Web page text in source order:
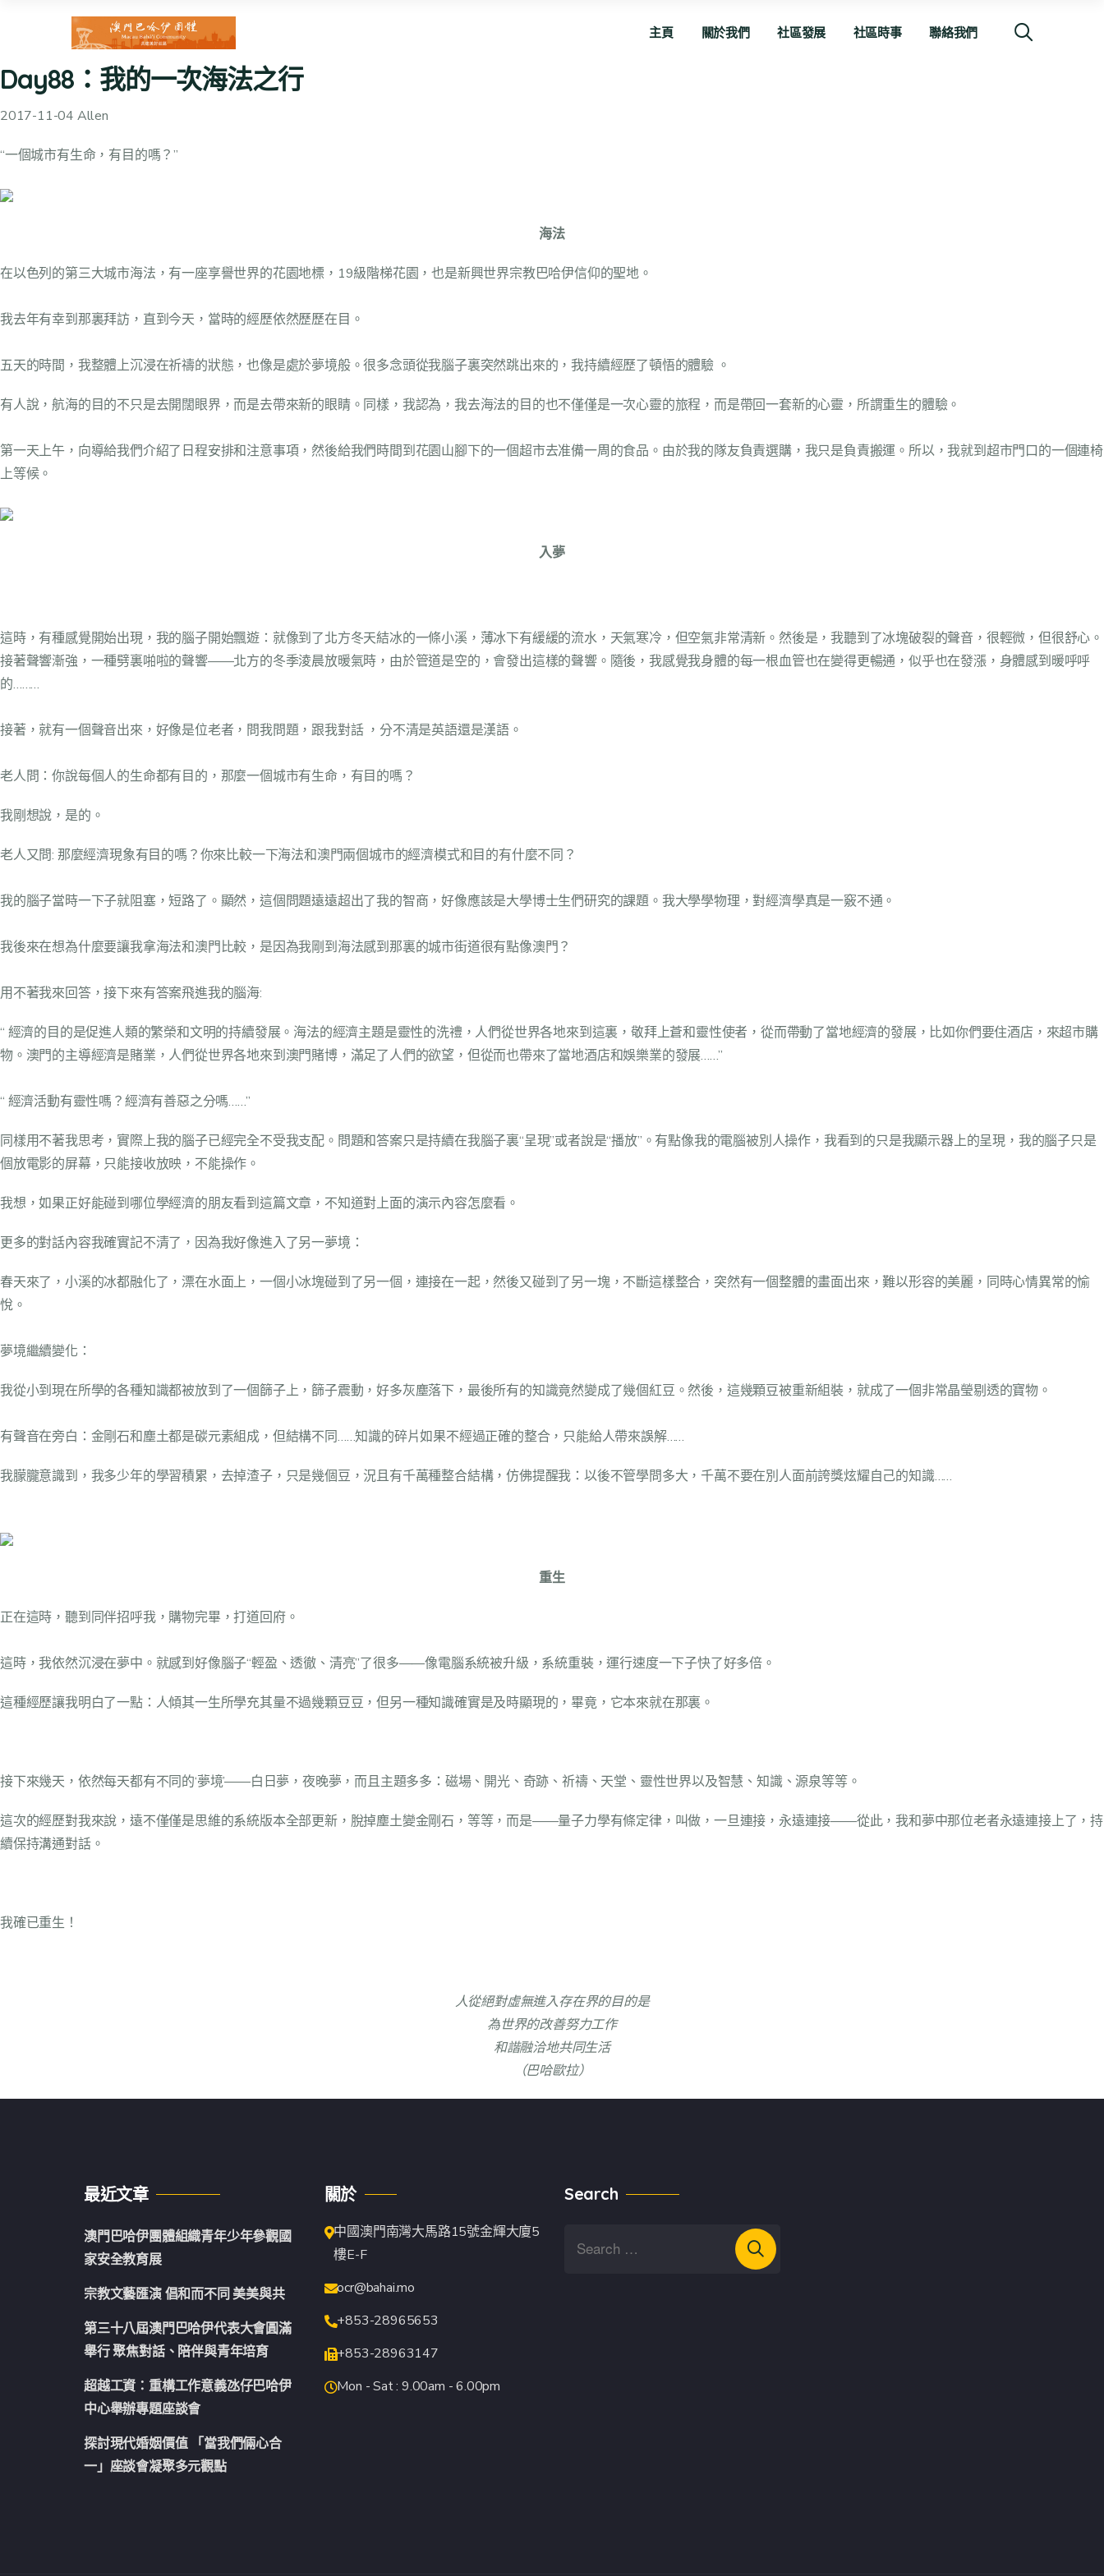
主頁 關於我們 社區發展 社區時事 聯絡我們
Day88：我的一次海法之行
2017-11-04 Allen
“一個城市有生命，有目的嗎？”
海法
在以色列的第三大城市海法，有一座享譽世界的花園地標，19級階梯花園，也是新興世界宗教巴哈伊信仰的聖地。
我去年有幸到那裏拜訪，直到今天，當時的經歷依然歷歷在目。
五天的時間，我整體上沉浸在祈禱的狀態，也像是處於夢境般。很多念頭從我腦子裏突然跳出來的，我持續經歷了頓悟的體驗 。
有人說，航海的目的不只是去開闊眼界，而是去帶來新的眼睛。同樣，我認為，我去海法的目的也不僅僅是一次心靈的旅程，而是帶回一套新的心靈，所謂重生的體驗。
第一天上午，向導給我們介紹了日程安排和注意事項，然後給我們時間到花園山腳下的一個超市去准備一周的食品。由於我的隊友負責選購，我只是負責搬運。所以，我就到超市門口的一個連椅
上等候。
入夢
這時，有種感覺開始出現，我的腦子開始飄遊：就像到了北方冬天結冰的一條小溪，薄冰下有緩緩的流水，天氣寒冷，但空氣非常清新。然後是，我聽到了冰塊破裂的聲音，很輕微，但很舒心。
接著聲響漸強，一種劈裏啪啦的聲響­——北方的冬季淩晨放暖氣時，由於管道是空的，會發出這樣的聲響。隨後，我感覺我身體的每一根血管也在變得更暢通，似乎也在發漲，身體感到暖呼呼
的………
接著，就有一個聲音出來，好像是位老者，問我問題，跟我對話 ，分不清是英語還是漢語。
老人問：你說每個人的生命都有目的，那麼一個城市有生命，有目的嗎？
我剛想說，是的。
老人又問: 那麼經濟現象有目的嗎？你來比較一下海法和澳門兩個城市的經濟模式和目的有什麼不同？
我的腦子當時一下子就阻塞，短路了。顯然，這個問題遠遠超出了我的智商，好像應該是大學博士生們研究的課題。我大學學物理，對經濟學真是一竅不通。
我後來在想為什麼要讓我拿海法和澳門比較，是因為我剛到海法感到那裏的城市街道很有點像澳門？
用不著我來回答，接下來有答案飛進我的腦海:
“ 經濟的目的是促進人類的繁榮和文明的持續發展。海法的經濟主題是靈性的洗禮，人們從世界各地來到這裏，敬拜上蒼和靈性使者，從而帶動了當地經濟的發展，比如你們要住酒店，來超市購
物。澳門的主導經濟是賭業，人們從世界各地來到澳門賭博，滿足了人們的欲望，但從而也帶來了當地酒店和娛樂業的發展……”
“ 經濟活動有靈性嗎？經濟有善惡之分嗎……”
同樣用不著我思考，實際上我的腦子已經完全不受我支配。問題和答案只是持續在我腦子裏“呈現”或者說是“播放”。有點像我的電腦被別人操作，我看到的只是我顯示器上的呈現，我的腦子只是
個放電影的屏幕，只能接收放映，不能操作。
我想，如果正好能碰到哪位學經濟的朋友看到這篇文章，不知道對上面的演示內容怎麼看。
更多的對話內容我確實記不清了，因為我好像進入了另一夢境：
春天來了，小溪的冰都融化了，漂在水面上，一個小冰塊碰到了另一個，連接在一起，然後又碰到了另一塊，不斷這樣整合，突然有一個整體的畫面出來，難以形容的美麗，同時心情異常的愉
悅。
夢境繼續變化：
我從小到現在所學的各種知識都被放到了一個篩子上，篩子震動，好多灰塵落下，最後所有的知識竟然變成了幾個紅豆。然後，這幾顆豆被重新組裝，就成了一個非常晶瑩剔透的寶物。
有聲音在旁白：金剛石和塵土都是碳元素組成，但結構不同……知識的碎片如果不經過正確的整合，只能給人帶來誤解……
我朦朧意識到，我多少年的學習積累，去掉渣子，只是幾個豆，況且有千萬種整合結構，仿佛提醒我：以後不管學問多大，千萬不要在別人面前誇獎炫耀自己的知識……
重生
正在這時，聽到同伴招呼我，購物完畢，打道回府。
這時，我依然沉浸在夢中。就感到好像腦子“輕盈、透徹、清亮”了很多——像電腦系統被升級，系統重裝，運行速度一下子快了好多倍。
這種經歷讓我明白了一點：人傾其一生所學充其量不過幾顆豆豆，但另一種知識確實是及時顯現的，畢竟，它本來就在那裏。
接下來幾天，依然每天都有不同的‘夢境’——白日夢，夜晚夢，而且主題多多：磁場、開光、奇跡、祈禱、天堂、靈性世界以及智慧、知識、源泉等等。
這次的經歷對我來說，遠不僅僅是思維的系統版本全部更新，脫掉塵土變金剛石，等等，而是——量子力學有條定律，叫做，一旦連接，永遠連接——從此，我和夢中那位老者永遠連接上了，持
續保持溝通對話。
我確已重生！
人從絕對虛無進入存在界的目的是
為世界的改善努力工作
和諧融洽地共同生活
（巴哈歐拉）
最近文章
澳門巴哈伊團體組織青年少年參觀國
家安全教育展
宗教文藝匯演 倡和而不同 美美與共
第三十八屆澳門巴哈伊代表大會圓滿
舉行 聚焦對話、陪伴與青年培育
超越工資：重構工作意義氹仔巴哈伊
中心舉辦專題座談會
探討現代婚姻價值 「當我們倆心合
一」座談會凝聚多元觀點
關於
中國澳門南灣大馬路15號金輝大廈5
樓E-F
ocr@bahai.mo
+853-28965653
+853-28963147
Mon - Sat : 9.00am - 6.00pm
Search